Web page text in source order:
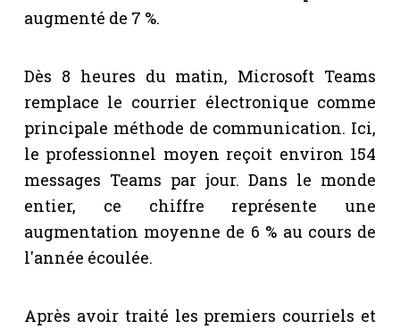
augmenté de 7 %.
Dès 8 heures du matin, Microsoft Teams
remplace le courrier électronique comme
principale méthode de communication. Ici,
le professionnel moyen reçoit environ 154
messages Teams par jour. Dans le monde
entier, ce chiffre représente une
augmentation moyenne de 6 % au cours de
l'année écoulée.
Après avoir traité les premiers courriels et